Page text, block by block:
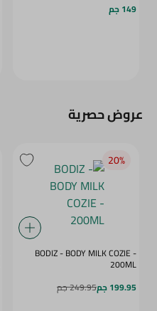
149 جم
عروض حصرية
20‎%‎
BODIZ - BODY MILK COZIE -
200ML
199.95 جم
249.95 جم